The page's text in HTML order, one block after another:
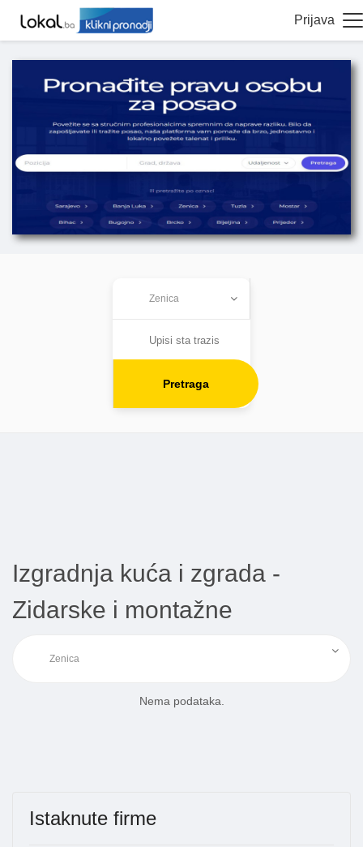
Prijava
Pretraga
Izgradnja kuća i zgrada -
Zidarske i montažne
Nema podataka.
Istaknute firme